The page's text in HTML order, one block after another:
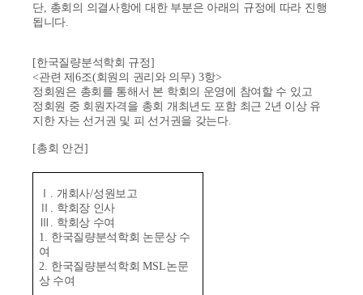
단, 총회의 의결사항에 대한 부분은 아래의 규정에 따라 진행
됩니다.
[한국질량분석학회 규정]
<관련 제 6조(회원의 권리와 의무) 3항>
정회원은 총회를 통해서 본 학회의 운영에 참여할 수 있고
정회원 중 회원자격을 총회 개최년도 포함 최근 2년 이상 유
지한 자는 선거권 및 피 선거권을 갖는다.
[총회 안건]
. 개회사/성원보고
. 학회장 인사
. 학회상 수여
1. 한국질량분석학회 논문상 수
여
2. 한국질량분석학회MSL논문
상 수여